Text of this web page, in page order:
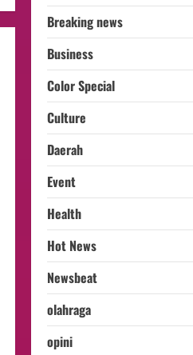
Breaking news
Business
Color Special
Culture
Daerah
Event
Health
Hot News
Newsbeat
olahraga
opini